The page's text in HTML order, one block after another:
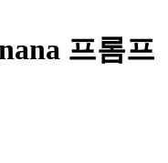
프롬프